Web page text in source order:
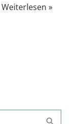
Weiterlesen »